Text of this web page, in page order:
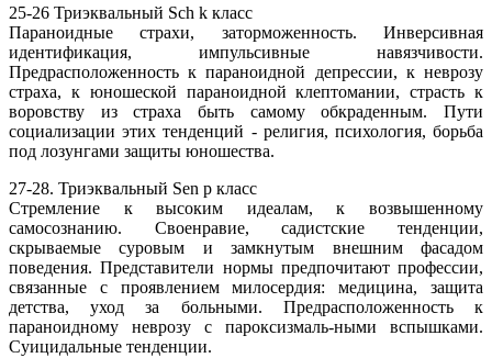
25-26 Триэквальный Sch k класс
Параноидные страхи, заторможенность. Инверсивная
идентификация, импульсивные навязчивости.
Предрасположенность к параноидной депрессии, к неврозу
страха, к юношеской параноидной клептомании, страсть к
воровству из страха быть самому обкраденным. Пути
социализации этих тенденций - религия, психология, борьба
под лозунгами защиты юношества.
27-28. Триэквальный Sen p класс
Стремление к высоким идеалам, к возвышенному
самосознанию. Своенравие, садистские тенденции,
скрываемые суровым и замкнутым внешним фасадом
поведения. Представители нормы предпочитают профессии,
связанные с проявлением милосердия: медицина, защита
детства, уход за больными. Предрасположенность к
параноидному неврозу с пароксизмаль-ными вспышками.
Суицидальные тенденции.